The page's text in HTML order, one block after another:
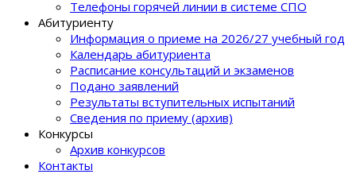
Телефоны горячей линии в системе СПО
Абитуриенту
Информация о приеме на 2026/27 учебный год
Календарь абитуриента
Расписание консультаций и экзаменов
Подано заявлений
Результаты вступительных испытаний
Сведения по приему (архив)
Конкурсы
Архив конкурсов
Контакты